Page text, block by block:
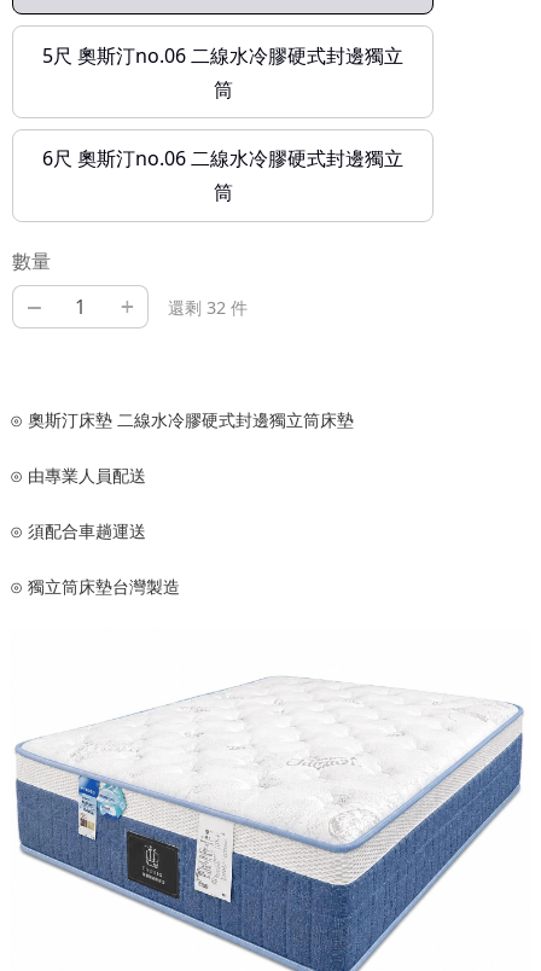
5尺 奧斯汀no.06 二線水冷膠硬式封邊獨立
筒
6尺 奧斯汀no.06 二線水冷膠硬式封邊獨立
筒
數量
– + 還剩 32 件
⊙ 奧斯汀床墊 二線水冷膠硬式封邊獨立筒床墊
⊙ 由專業人員配送
⊙ 須配合車趟運送
⊙ 獨立筒床墊台灣製造